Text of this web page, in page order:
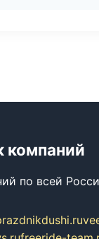
компаний
по всей